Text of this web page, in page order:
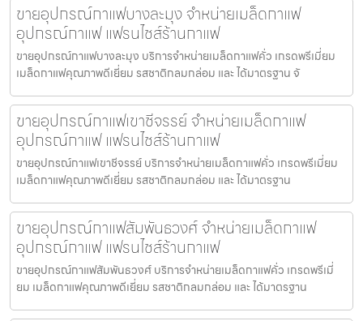
ขายอุปกรณ์กาแฟบางละมุง จำหน่ายเมล็ดกาแฟ
อุปกรณ์กาแฟ แฟรนไชส์ร้านกาแฟ
ขายอุปกรณ์กาแฟบางละมุง บริการจำหน่ายเมล็ดกาแฟคั่ว เกรดพรีเมี่ยม
เมล็ดกาแฟคุณภาพดีเยี่ยม รสชาติกลมกล่อม และ ได้มาตรฐาน จั
ขายอุปกรณ์กาแฟเขาชีจรรย์ จำหน่ายเมล็ดกาแฟ
อุปกรณ์กาแฟ แฟรนไชส์ร้านกาแฟ
ขายอุปกรณ์กาแฟเขาชีจรรย์ บริการจำหน่ายเมล็ดกาแฟคั่ว เกรดพรีเมี่ยม
เมล็ดกาแฟคุณภาพดีเยี่ยม รสชาติกลมกล่อม และ ได้มาตรฐาน
ขายอุปกรณ์กาแฟสัมพันธวงศ์ จำหน่ายเมล็ดกาแฟ
อุปกรณ์กาแฟ แฟรนไชส์ร้านกาแฟ
ขายอุปกรณ์กาแฟสัมพันธวงศ์ บริการจำหน่ายเมล็ดกาแฟคั่ว เกรดพรีเมี่
ยม เมล็ดกาแฟคุณภาพดีเยี่ยม รสชาติกลมกล่อม และ ได้มาตรฐาน